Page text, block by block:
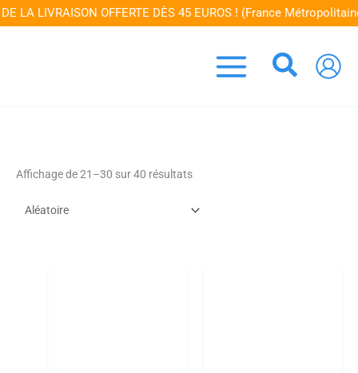
LA LIVRAISON OFFERTE DÈS 45 EUROS ! (France Métropolitaine)
Aller
Affichage de 21–30 sur 40 résultats